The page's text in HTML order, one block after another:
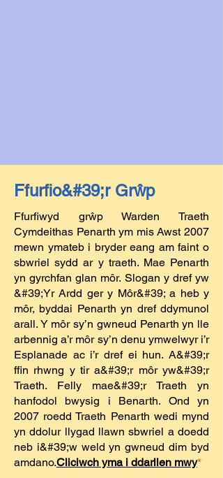
Ffurfio&#39;r Grŵp
Ffurfiwyd grŵp Warden Traeth
Cymdeithas Penarth ym mis Awst 2007
mewn ymateb i bryder eang am faint o
sbwriel sydd ar y traeth. Mae Penarth
yn gyrchfan glan môr. Slogan y dref yw
&#39;Yr Ardd ger y Môr&#39; a heb y
môr, byddai Penarth yn dref ddymunol
arall. Y môr sy’n gwneud Penarth yn lle
arbennig a’r môr sy’n denu ymwelwyr i’r
Esplanade ac i’r dref ei hun. A&#39;r
ffin rhwng y tir a&#39;r môr yw&#39;r
Traeth. Felly mae&#39;r Traeth yn
hanfodol bwysig i Benarth. Ond yn
2007 roedd Traeth Penarth wedi mynd
yn ddolur llygad llawn sbwriel a doedd
neb i&#39;w weld yn gwneud dim byd
amdano.Cliciwch yma i ddarllen mwy*